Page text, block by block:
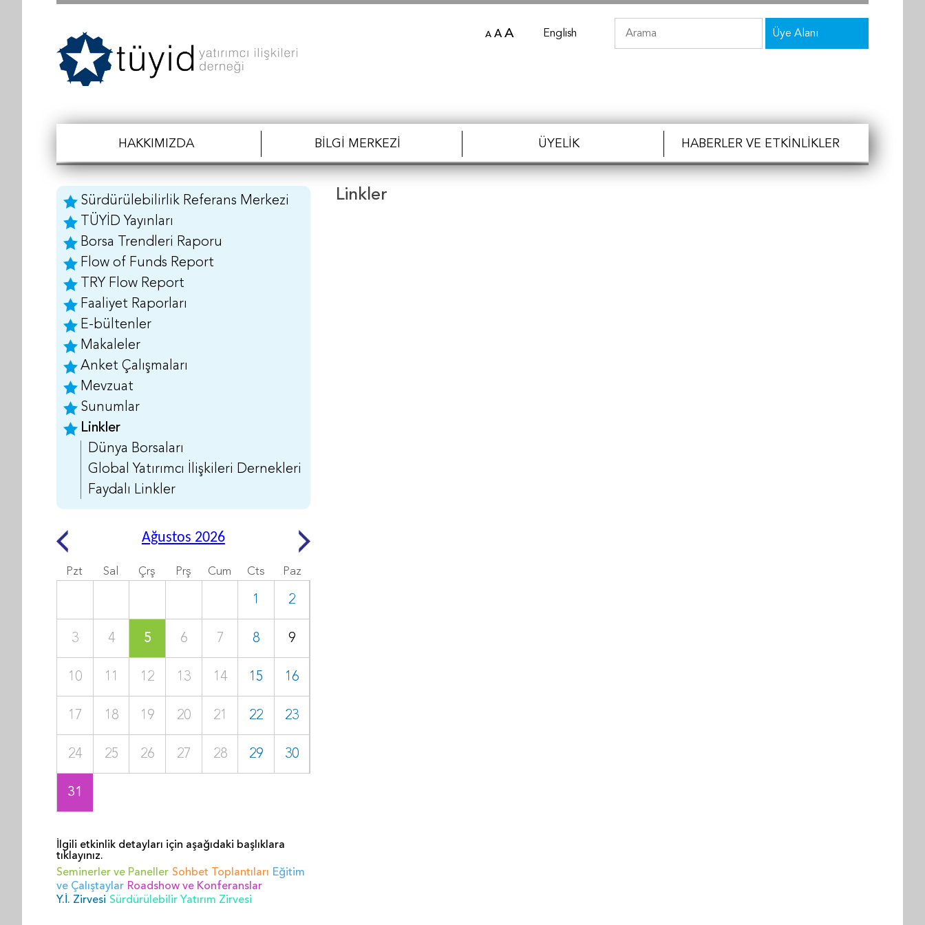
HAKKIMIZDA BILGI MERKEZI ÜYELIK HABERLER VE ETKINLIKLER
A A A English Üye Alanı
Sürdürülebilirlik Referans Merkezi
TÜYİD Yayınları
Borsa Trendleri Raporu
Flow of Funds Report
TRY Flow Report
Faaliyet Raporları
E-bültenler
Makaleler
Anket Çalışmaları
Mevzuat
Sunumlar
Linkler
Dünya Borsaları
Global Yatırımcı İlişkileri Dernekleri
Faydalı Linkler
Ağustos 2026
Pzt Sal Çrş Prş Cum Cts Paz
1 2
3 4 5 6 7 8 9
10 11 12 13 14 15 16
17 18 19 20 21 22 23
24 25 26 27 28 29 30
31
İlgili etkinlik detayları için aşağıdaki başlıklara
tıklayınız.
Seminerler ve Paneller Sohbet Toplantıları Eğitim
ve Çalıştaylar Roadshow ve Konferanslar
Y.İ. Zirvesi Sürdürülebilir Yatırım Zirvesi
Linkler